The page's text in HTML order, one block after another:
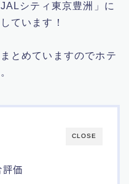
シティ東京豊洲」に
ています！
とめていますのでホテ
CLOSE
評価